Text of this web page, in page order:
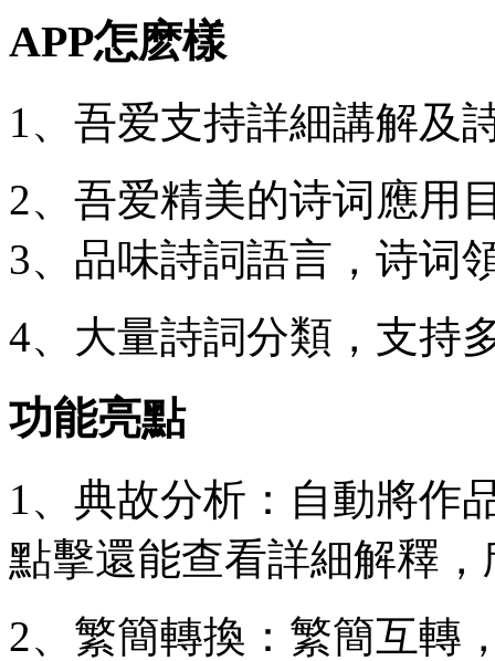
APP怎麽樣
1、吾爱支持詳細講解及
2、吾爱精美的诗词應用
3、品味詩詞語言，诗词
4、大量詩詞分類，支持
功能亮點
1、典故分析：自動將
點擊還能查看詳細解釋
2、繁簡轉換：繁簡互轉